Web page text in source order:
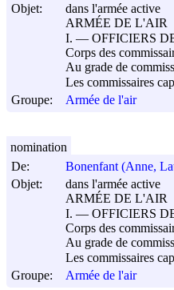
Objet:
dans l'armée active
ARMÉE DE L'AIR
I. ― OFFICIERS
Corps des
Au grade de
Les commissaires
Groupe:
Armée de l'air
De:
Bonenfant (Anne,
Objet:
dans l'armée active
ARMÉE DE L'AIR
I. ― OFFICIERS
Corps des
Au grade de
Les commissaires
Groupe:
Armée de l'air
nomination